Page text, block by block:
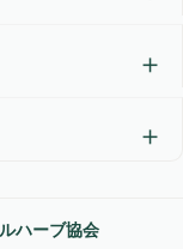
ハーブ協会